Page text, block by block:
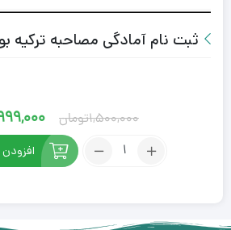
ثبت نام آمادگی مصاحبه ترکیه
1,500,000تومان